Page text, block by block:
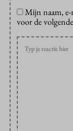
Mijn naam, e-
voor de